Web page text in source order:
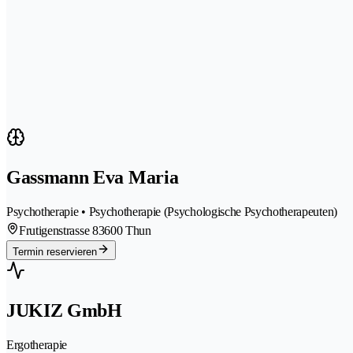
Gassmann Eva Maria
Psychotherapie • Psychotherapie (Psychologische Psychotherapeuten)
Frutigenstrasse 83600 Thun
Termin reservieren
JUKIZ GmbH
Ergotherapie